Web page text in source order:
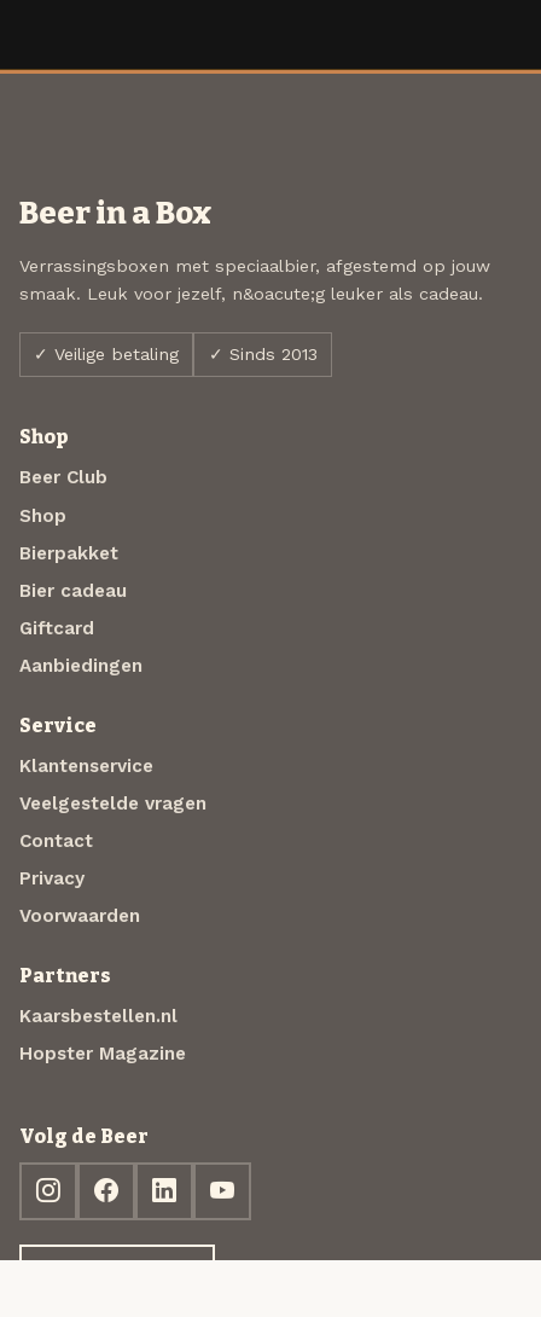
Beer in a Box
Verrassingsboxen met speciaalbier, afgestemd op jouw
smaak. Leuk voor jezelf, n&oacute;g leuker als cadeau.
✓ Veilige betaling ✓ Sinds 2013
Shop
Beer Club
Shop
Bierpakket
Bier cadeau
Giftcard
Aanbiedingen
Service
Klantenservice
Veelgestelde vragen
Contact
Privacy
Voorwaarden
Partners
Kaarsbestellen.nl
Hopster Magazine
Volg de Beer